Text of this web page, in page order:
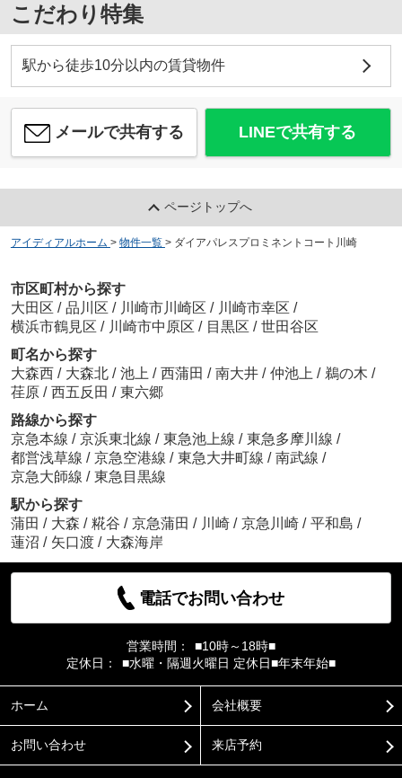
こだわり特集
駅から徒歩10分以内の賃貸物件
メールで共有する LINEで共有する
ページトップへ
アイディアルホーム > 物件一覧 > ダイアパレスプロミネントコート川崎
市区町村から探す
大田区 / 品川区 / 川崎市川崎区 / 川崎市幸区 /
横浜市鶴見区 / 川崎市中原区 / 目黒区 / 世田谷区
町名から探す
大森西 / 大森北 / 池上 / 西蒲田 / 南大井 / 仲池上 / 鵜の木 /
荏原 / 西五反田 / 東六郷
路線から探す
京急本線 / 京浜東北線 / 東急池上線 / 東急多摩川線 /
都営浅草線 / 京急空港線 / 東急大井町線 / 南武線 /
京急大師線 / 東急目黒線
駅から探す
蒲田 / 大森 / 糀谷 / 京急蒲田 / 川崎 / 京急川崎 / 平和島 /
蓮沼 / 矢口渡 / 大森海岸
電話でお問い合わせ
営業時間：
■10時～18時■
定休日：
■水曜・隔週火曜日 定休日■年末年始■
ホーム 会社概要
お問い合わせ 来店予約